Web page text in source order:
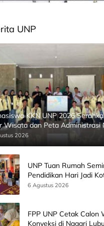
UNP
KKN UNP 2026
Wisata dan Peta Administrasi
2026
UNP Tuan Rumah
Pendidikan Hari Jadi
Bersama Wamen
6 Agustus 2026
FPP UNP Cetak Calon
Konveksi di Nagari